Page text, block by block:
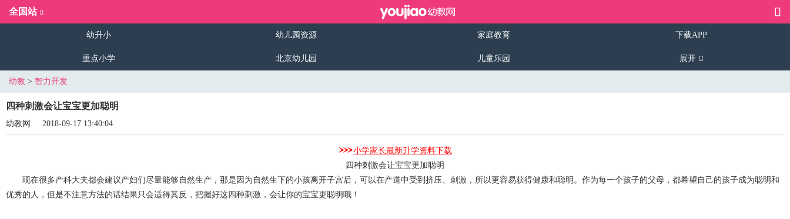
全国站
幼升小 幼儿园资源 家庭教育 下载APP
重点小学 北京幼儿园 儿童乐园 展开
幼教 > 智力开发
四种刺激会让宝宝更加聪明
幼教网 2018-09-17 13:40:04
小学家长最新升学资料下载
四种刺激会让宝宝更加聪明
现在很多产科大夫都会建议产妇们尽量能够自然生产，那是因为自然生下的小孩离开子宫后，可以在产道中受到挤压、刺激，所以更容易获得健康和聪明。作为每一个孩子的父母，都希望自己的孩子成为聪明和
优秀的人，但是不注意方法的话结果只会适得其反，把握好这四种刺激，会让你的宝宝更聪明哦！